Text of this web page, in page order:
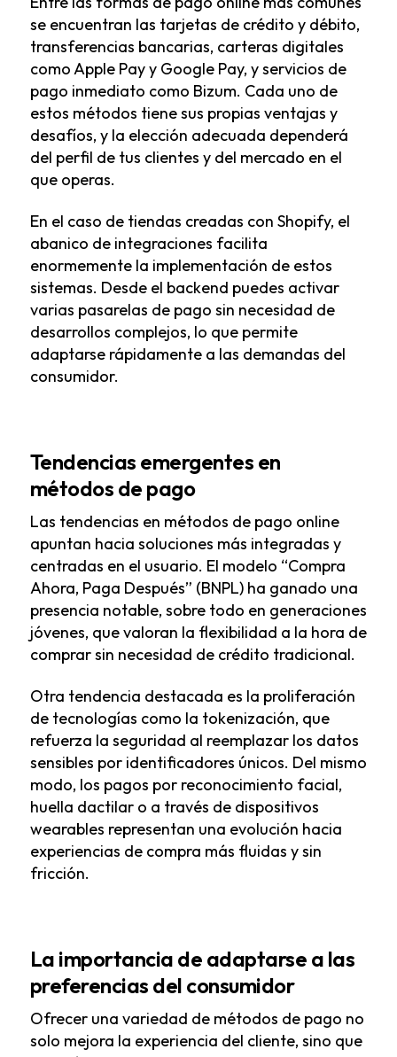
se encuentran las tarjetas de crédito y débito,
transferencias bancarias, carteras digitales
como Apple Pay y Google Pay, y servicios de
pago inmediato como Bizum. Cada uno de
estos métodos tiene sus propias ventajas y
desafíos, y la elección adecuada dependerá
del perfil de tus clientes y del mercado en el
que operas.
En el caso de tiendas creadas con Shopify, el
abanico de integraciones facilita
enormemente la implementación de estos
sistemas. Desde el backend puedes activar
varias pasarelas de pago sin necesidad de
desarrollos complejos, lo que permite
adaptarse rápidamente a las demandas del
consumidor.
Tendencias emergentes en
métodos de pago
Las tendencias en métodos de pago online
apuntan hacia soluciones más integradas y
centradas en el usuario. El modelo “Compra
Ahora, Paga Después” (BNPL) ha ganado una
presencia notable, sobre todo en generaciones
jóvenes, que valoran la flexibilidad a la hora de
comprar sin necesidad de crédito tradicional.
Otra tendencia destacada es la proliferación
de tecnologías como la tokenización, que
refuerza la seguridad al reemplazar los datos
sensibles por identificadores únicos. Del mismo
modo, los pagos por reconocimiento facial,
huella dactilar o a través de dispositivos
wearables representan una evolución hacia
experiencias de compra más fluidas y sin
fricción.
La importancia de adaptarse a las
preferencias del consumidor
Ofrecer una variedad de métodos de pago no
solo mejora la experiencia del cliente, sino que